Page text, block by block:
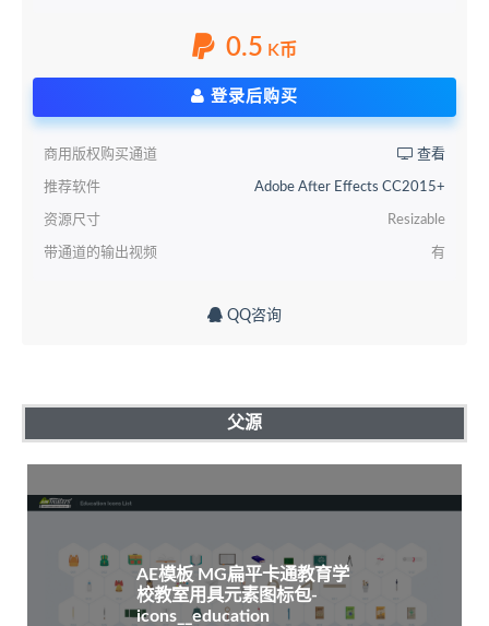
0.5 K币
登录后购买
商用版权购买通道 查看
推荐软件 Adobe After Effects CC2015+
资源尺寸 Resizable
带通道的输出视频 有
QQ咨询
父源
AE模板 MG扁平卡通教育学
校教室用具元素图标包-
icons__education